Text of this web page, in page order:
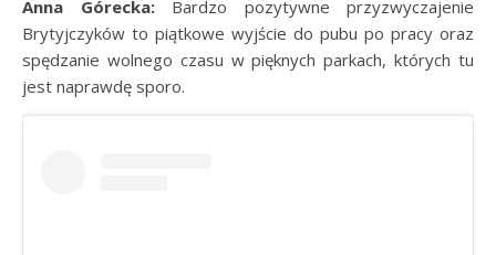
Anna Górecka:Bardzo pozytywne przyzwyczajenie
Brytyjczyków to piątkowe wyjście do pubu po pracy oraz
spędzanie wolnego czasu w pięknych parkach, których tu
jest naprawdę sporo.